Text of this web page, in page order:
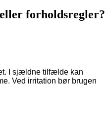
forholdsregler?
I sjældne tilfælde kan
Ved irritation bør brugen